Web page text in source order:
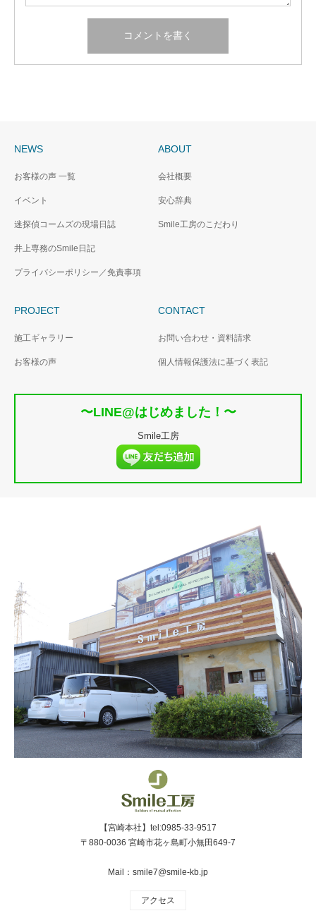
NEWS
お客様の声 一覧
イベント
迷探偵コームズの現場日誌
井上専務のSmile日記
プライバシーポリシー／免責事項
ABOUT
会社概要
安心辞典
Smile工房のこだわり
PROJECT
施工ギャラリー
お客様の声
CONTACT
お問い合わせ・資料請求
個人情報保護法に基づく表記
〜LINE@はじめました！〜
Smile工房
【宮崎本社】tel:0985-33-9517
〒880-0036 宮崎市花ヶ島町小無田649-7
Mail：smile7@smile-kb.jp
アクセス